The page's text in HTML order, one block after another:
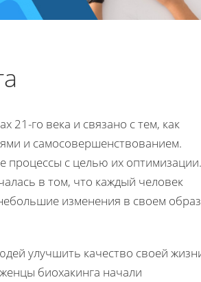
21-го века и связано с тем, как
и самосовершенствованием.
процессы с целью их оптимизации.
в том, что каждый человек
изменения в своем
улучшить качество своей
биохакинга начали